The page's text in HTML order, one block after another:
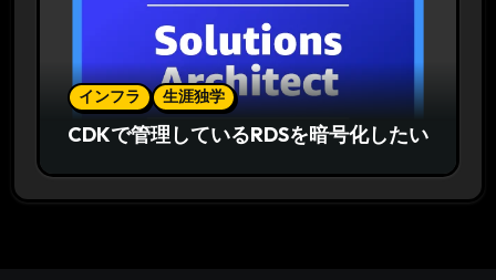
インフラ 生涯独学
CDKで管理しているRDSを暗号化したい